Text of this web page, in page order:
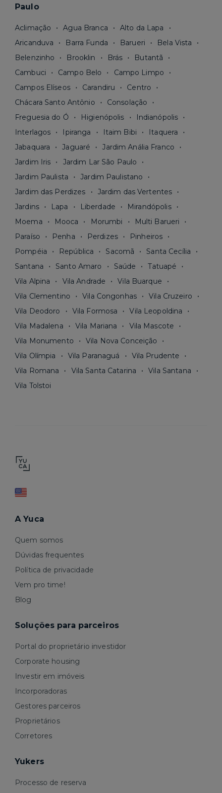
Paulo
Aclimação Agua Branca
Alto da Lapa
Aricanduva
Barra Funda Barueri
Bela Vista
Belenzinho
Brooklin Brás
Butantã
Cambuci
Campo Belo
Campo Limpo
Campos Elíseos
Carandiru
Centro
Chácara Santo Antônio
Consolação
Freguesia do Ó
Higienópolis
Indianópolis
Interlagos
Ipiranga Itaim Bibi
Itaquera
Jabaquara
Jaguaré
Jardim Anália Franco
Jardim Iris
Jardim Lar São Paulo
Jardim Paulista
Jardim Paulistano
Jardim das Perdizes
Jardim das Vertentes
Jardins
Lapa Liberdade
Mirandópolis
Moema
Mooca Morumbi
Multi Barueri
Paraíso
Penha Perdizes
Pinheiros
Pompéia
República Sacomã
Santa Cecília
Santana
Santo Amaro Saúde
Tatuapé
Vila Alpina
Vila Andrade
Vila Buarque
Vila Clementino
Vila Congonhas
Vila Cruzeiro
Vila Deodoro
Vila Formosa
Vila Leopoldina
Vila Madalena
Vila Mariana
Vila Mascote
Vila Monumento
Vila Nova Conceição
Vila Olímpia
Vila Paranaguá
Vila Prudente
Vila Romana
Vila Santa Catarina
Vila Santana
Vila Tolstoi
A Yuca
Quem somos
Dúvidas frequentes
Política de privacidade
Vem pro time!
Blog
Soluções para parceiros
Portal do proprietário investidor
Corporate housing
Investir em imóveis
Incorporadoras
Gestores parceiros
Proprietários
Corretores
Yukers
Processo de reserva